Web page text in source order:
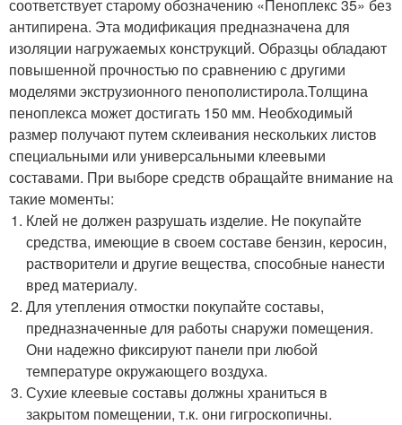
соответствует старому обозначению «Пеноплекс 35» без
антипирена. Эта модификация предназначена для
изоляции нагружаемых конструкций. Образцы обладают
повышенной прочностью по сравнению с другими
моделями экструзионного пенополистирола.Толщина
пеноплекса может достигать 150 мм. Необходимый
размер получают путем склеивания нескольких листов
специальными или универсальными клеевыми
составами. При выборе средств обращайте внимание на
такие моменты:
Клей не должен разрушать изделие. Не покупайте
средства, имеющие в своем составе бензин, керосин,
растворители и другие вещества, способные нанести
вред материалу.
Для утепления отмостки покупайте составы,
предназначенные для работы снаружи помещения.
Они надежно фиксируют панели при любой
температуре окружающего воздуха.
Сухие клеевые составы должны храниться в
закрытом помещении, т.к. они гигроскопичны.